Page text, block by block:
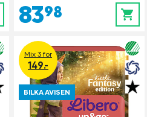
83,98 0
Mix 3 for
149.-
BILKA AVISEN